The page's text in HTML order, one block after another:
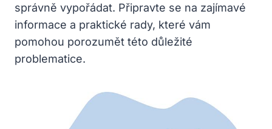
správně vypořádat. Připravte se na zajímavé
informace a praktické rady, které vám
pomohou porozumět této důležité
problematice.